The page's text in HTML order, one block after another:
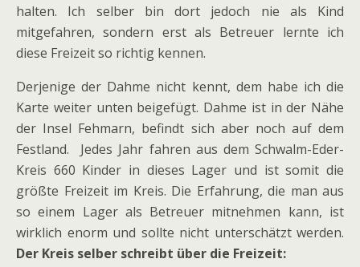
halten. Ich selber bin dort jedoch nie als Kind
mitgefahren, sondern erst als Betreuer lernte ich
diese Freizeit so richtig kennen.
Derjenige der Dahme nicht kennt, dem habe ich die
Karte weiter unten beigefügt. Dahme ist in der Nähe
der Insel Fehmarn, befindt sich aber noch auf dem
Festland. Jedes Jahr fahren aus dem Schwalm-Eder-
Kreis 660 Kinder in dieses Lager und ist somit die
größte Freizeit im Kreis. Die Erfahrung, die man aus
so einem Lager als Betreuer mitnehmen kann, ist
wirklich enorm und sollte nicht unterschätzt werden.
Der Kreis selber schreibt über die Freizeit: